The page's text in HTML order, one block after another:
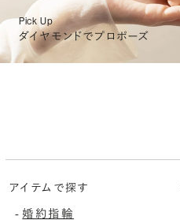
Pick Up
ダイヤモンドでプロポーズ
アイテムで探す
-婚約指輪